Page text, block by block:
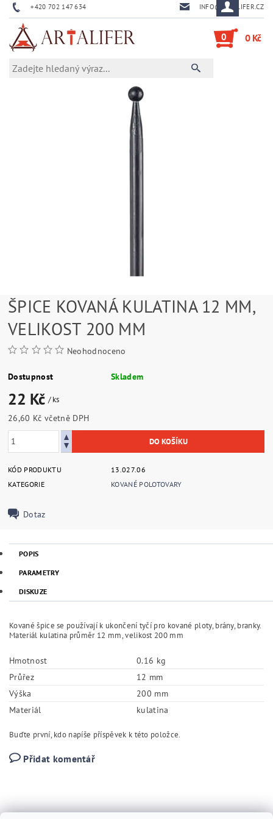
+420 702 147 634 INFO@ARTALIFER.CZ
0 0 Kč
ŠPICE KOVANÁ KULATINA 12 MM,
VELIKOST 200 MM
Neohodnoceno
Dostupnost Skladem
22 Kč/ ks
26,60 Kč včetně DPH
KÓD PRODUKTU
13.027.06
KATEGORIE
KOVANÉ POLOTOVARY
Dotaz
POPIS
PARAMETRY
DISKUZE
Kované špice se používají k ukončení tyčí pro kované ploty, brány, branky.
Materiál kulatina průměr 12 mm, velikost 200 mm
Hmotnost
0.16 kg
Průřez
12 mm
Výška
200 mm
Materiál
kulatina
Buďte první, kdo napíše příspěvek k této položce.
Přidat komentář